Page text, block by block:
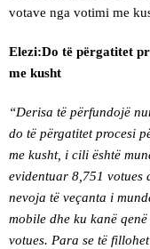
votave nga votimi me
Elezi:Do të përgatitet
me kusht
“Derisa të përfundojë
do të përgatitet procesi
me kusht, i cili është
evidentuar 8,751 votues
nevoja të veçanta i
mobile dhe ku kanë
votues. Para se të